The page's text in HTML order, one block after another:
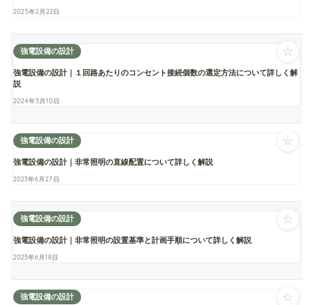
2025年2月22日
強電設備の設計
強電設備の設計｜１回路あたりのコンセント接続個数の選定方法について詳しく解
説
2024年3月10日
☆
強電設備の設計
強電設備の設計｜非常照明の直線配置について詳しく解説
2023年6月27日
☆
強電設備の設計
強電設備の設計｜非常照明の設置基準と計画手順について詳しく解説
2023年6月18日
☆
強電設備の設計 ☆